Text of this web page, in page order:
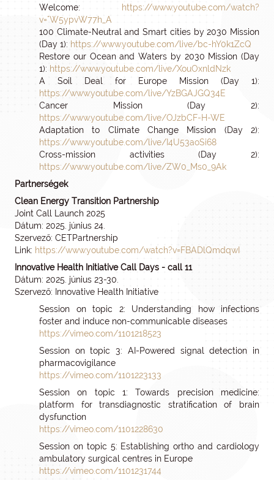
Welcome:
https://www.youtube.com/watch?
v="W5ypvW77h_A
100 Climate-Neutral and Smart cities by 2030 Mission
(Day 1): https://www.youtube.com/live/bc-hY0k1ZcQ
Restore our Ocean and Waters by 2030 Mission (Day
1): https://www.youtube.com/live/XouOxnldNzk
A Soil Deal for Europe Mission (Day 1):
https://www.youtube.com/live/YzBGAJGQ34E
Cancer Mission (Day 2):
https://www.youtube.com/live/OJzbCF-H-WE
Adaptation to Climate Change Mission (Day 2):
https://www.youtube.com/live/I4U53aoSi68
Cross-mission activities (Day 2):
https://www.youtube.com/live/ZW0_Ms0_9Ak
Partnerségek
Clean Energy Transition Partnership
Joint Call Launch 2025
Dátum: 2025. június 24.
Szervező: CETPartnership
Link: https://www.youtube.com/watch?v=FBADlQmdqwI
Innovative Health Initiative Call Days - call 11
Dátum: 2025. június 23-30.
Szervező: Innovative Health Initiative
Session on topic 2: Understanding how infections
foster and induce non-communicable diseases
https://vimeo.com/1101218523
Session on topic 3: AI-Powered signal detection in
pharmacovigilance
https://vimeo.com/1101223133
Session on topic 1: Towards precision medicine:
platform for transdiagnostic stratification of brain
dysfunction
https://vimeo.com/1101228630
Session on topic 5: Establishing ortho and cardiology
ambulatory surgical centres in Europe
https://vimeo.com/1101231744